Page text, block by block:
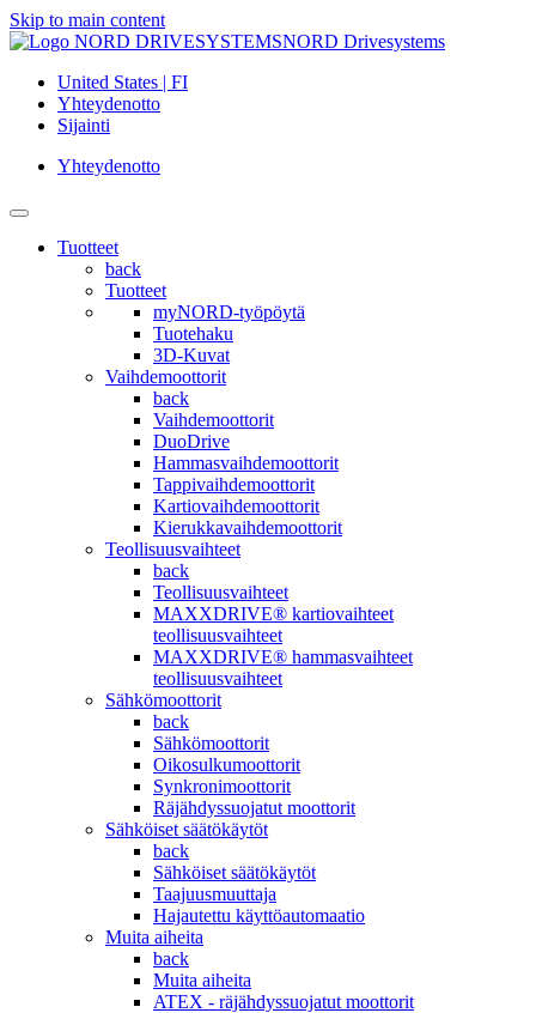
Skip to main content
NORD Drivesystems
United States | FI
Yhteydenotto
Sijainti
Yhteydenotto
Tuotteet
back
Tuotteet
myNORD-työpöytä
Tuotehaku
3D-Kuvat
Vaihdemoottorit
back
Vaihdemoottorit
DuoDrive
Hammasvaihdemoottorit
Tappivaihdemoottorit
Kartiovaihdemoottorit
Kierukkavaihdemoottorit
Teollisuusvaihteet
back
Teollisuusvaihteet
MAXXDRIVE® kartiovaihteet
teollisuusvaihteet
MAXXDRIVE® hammasvaihteet
teollisuusvaihteet
Sähkömoottorit
back
Sähkömoottorit
Oikosulkumoottorit
Synkronimoottorit
Räjähdyssuojatut moottorit
Sähköiset säätökäytöt
back
Sähköiset säätökäytöt
Taajuusmuuttaja
Hajautettu käyttöautomaatio
Muita aiheita
back
Muita aiheita
ATEX - räjähdyssuojatut moottorit